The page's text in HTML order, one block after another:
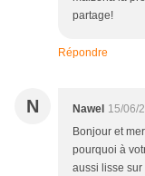
partage!
Répondre
N Nawel 15/06/
Bonjour et
pourquoi à
aussi lisse sur